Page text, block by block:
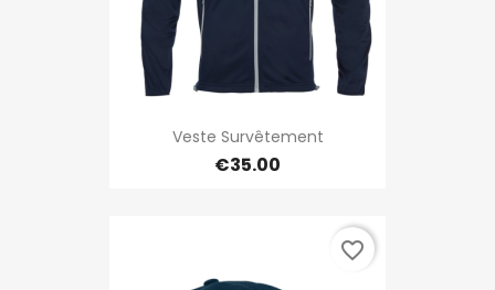
Veste Survêtement
€35.00
favorite_border